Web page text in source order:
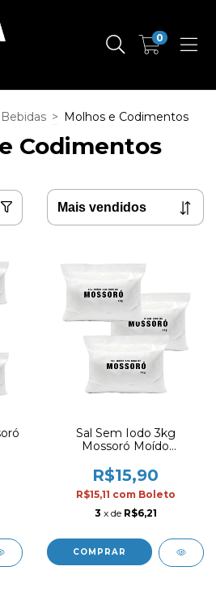
0
> Molhos e Codimentos
Codimentos
Sal Sem Iodo 3kg
Mossoró Moído
Natural
R$15,90
R$15,11 com Boleto
3 x de R$6,21